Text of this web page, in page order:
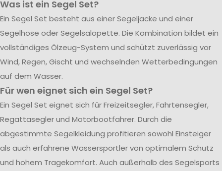
Was ist ein Segel Set?
Ein Segel Set besteht aus einer Segeljacke und einer
Segelhose oder Segelsalopette. Die Kombination bildet ein
vollständiges Ölzeug-System und schützt zuverlässig vor
Wind, Regen, Gischt und wechselnden Wetterbedingungen
auf dem Wasser.
Für wen eignet sich ein Segel Set?
Ein Segel Set eignet sich für Freizeitsegler, Fahrtensegler,
Regattasegler und Motorbootfahrer. Durch die
abgestimmte Segelkleidung profitieren sowohl Einsteiger
als auch erfahrene Wassersportler von optimalem Schutz
und hohem Tragekomfort. Auch außerhalb des Segelsports